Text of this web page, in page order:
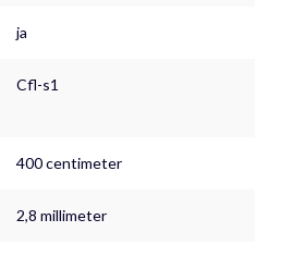
ja
Cfl-s1
400 centimeter
2,8 millimeter